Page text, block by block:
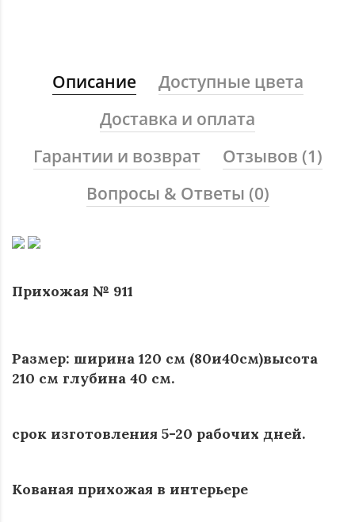
Описание
Доступные цвета
Доставка и оплата
Гарантии и возврат
Отзывов (1)
Вопросы & Ответы (0)
Прихожая № 911
Размер: ширина 120 см (80и40см)высота
210 см глубина 40 см.
срок изготовления 5-20 рабочих дней.
Кованая прихожая в интерьере